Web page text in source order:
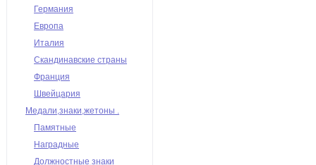
Германия
Европа
Италия
Скандинавские страны
Франция
Швейцария
Медали,знаки,жетоны .
Памятные
Наградные
Должностные знаки